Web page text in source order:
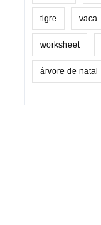
tigre vaca
worksheet
árvore de natal